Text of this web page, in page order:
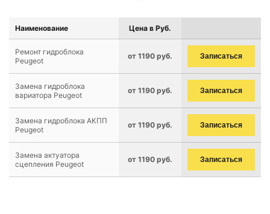
Наименование Цена в Руб.
Ремонт гидроблока
Peugeot
от 1190 руб. Записаться
Замена гидроблока
вариатора Peugeot
от 1190 руб. Записаться
Замена гидроблока АКПП
Peugeot
от 1190 руб. Записаться
Замена актуатора
сцепления Peugeot
от 1190 руб. Записаться